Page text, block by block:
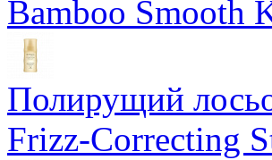
Bamboo Smooth
Полирущий
Frizz-Correcting